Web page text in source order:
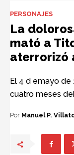
PERSONAJES
La
mató a
aterrorizó
El 4 d emayo de
cuatro meses
Por Manuel P.